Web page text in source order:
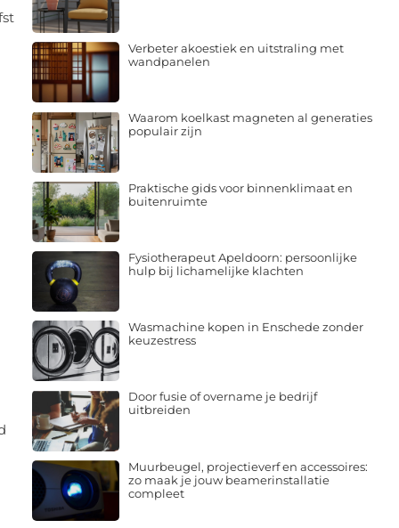
Verbeter akoestiek en uitstraling met
wandpanelen
Waarom koelkast magneten al generaties
populair zijn
Praktische gids voor binnenklimaat en
buitenruimte
Fysiotherapeut Apeldoorn: persoonlijke
hulp bij lichamelijke klachten
Wasmachine kopen in Enschede zonder
keuzestress
Door fusie of overname je bedrijf
uitbreiden
Muurbeugel, projectieverf en accessoires:
zo maak je jouw beamerinstallatie
compleet